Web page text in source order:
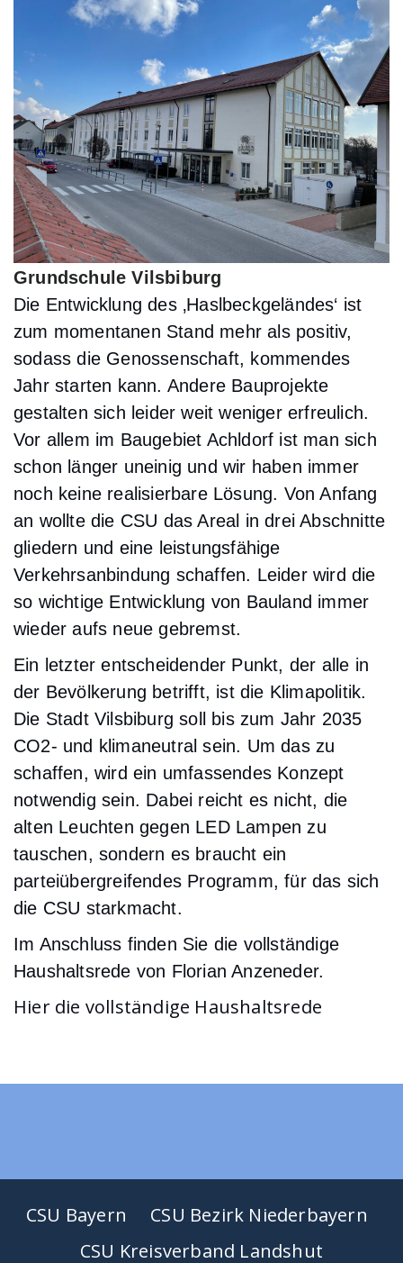
Grundschule Vilsbiburg
Die Entwicklung des ‚Haslbeckgeländes‘ ist
zum momentanen Stand mehr als positiv,
sodass die Genossenschaft, kommendes
Jahr starten kann. Andere Bauprojekte
gestalten sich leider weit weniger erfreulich.
Vor allem im Baugebiet Achldorf ist man sich
schon länger uneinig und wir haben immer
noch keine realisierbare Lösung. Von Anfang
an wollte die CSU das Areal in drei Abschnitte
gliedern und eine leistungsfähige
Verkehrsanbindung schaffen. Leider wird die
so wichtige Entwicklung von Bauland immer
wieder aufs neue gebremst.
Ein letzter entscheidender Punkt, der alle in
der Bevölkerung betrifft, ist die Klimapolitik.
Die Stadt Vilsbiburg soll bis zum Jahr 2035
CO2- und klimaneutral sein. Um das zu
schaffen, wird ein umfassendes Konzept
notwendig sein. Dabei reicht es nicht, die
alten Leuchten gegen LED Lampen zu
tauschen, sondern es braucht ein
parteiübergreifendes Programm, für das sich
die CSU starkmacht.
Im Anschluss finden Sie die vollständige
Haushaltsrede von Florian Anzeneder.
Hier die vollständige Haushaltsrede
CSU Bayern
CSU Bezirk Niederbayern
CSU Kreisverband Landshut